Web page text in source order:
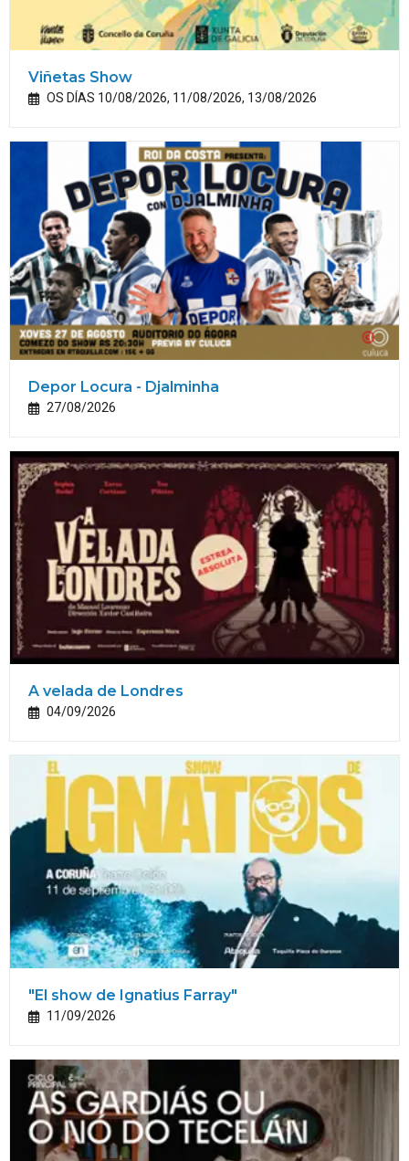
Viñetas Show
OS DÍAS 10/08/2026, 11/08/2026, 13/08/2026
Depor Locura - Djalminha
27/08/2026
A velada de Londres
04/09/2026
"El show de Ignatius Farray"
11/09/2026